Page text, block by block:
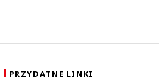
PRZYDATNE LINKI